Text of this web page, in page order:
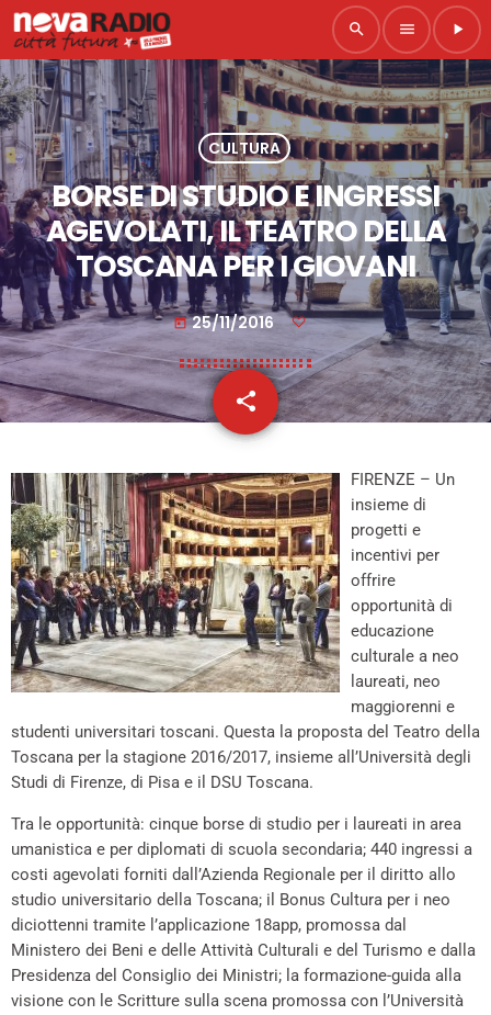
search menu play_arrow
CULTURA
BORSE DI STUDIO E INGRESSI
AGEVOLATI, IL TEATRO DELLA
TOSCANA PER I GIOVANI
today 25/11/2016
share
email
FIRENZE – Un
insieme di
progetti e
incentivi per
offrire
opportunità di
educazione
culturale a neo
laureati, neo
maggiorenni e
studenti universitari toscani. Questa la proposta del Teatro della
Toscana per la stagione 2016/2017, insieme all’Università degli
Studi di Firenze, di Pisa e il DSU Toscana.
Tra le opportunità: cinque borse di studio per i laureati in area
umanistica e per diplomati di scuola secondaria; 440 ingressi a
costi agevolati forniti dall’Azienda Regionale per il diritto allo
studio universitario della Toscana; il Bonus Cultura per i neo
diciottenni tramite l’applicazione 18app, promossa dal
Ministero dei Beni e delle Attività Culturali e del Turismo e dalla
Presidenza del Consiglio dei Ministri; la formazione-guida alla
visione con le Scritture sulla scena promossa con l’Università